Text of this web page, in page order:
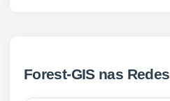
Forest-GIS nas Redes